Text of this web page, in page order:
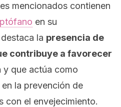
mencionados contienen
en su
la presencia de
contribuye a favorecer
y que actúa como
la prevención de
con el envejecimiento.